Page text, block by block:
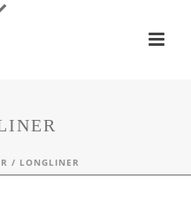
/ LONGLINER